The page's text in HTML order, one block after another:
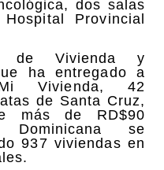
dos salas
Provincial
de Vivienda y
ha entregado a
Vivienda, 42
de Santa Cruz,
más de RD$90
se
937 viviendas en